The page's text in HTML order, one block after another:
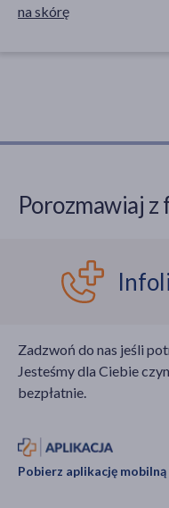
na skórę
Porozmawiaj z
Zadzwoń do nas jeśli
Jesteśmy dla Ciebie
bezpłatnie.
Pobierz aplikację mobilną